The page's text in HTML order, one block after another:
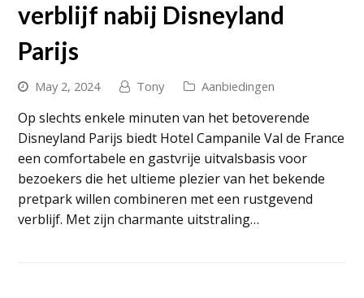
verblijf nabij Disneyland
Parijs
May 2, 2024 Tony Aanbiedingen
Op slechts enkele minuten van het betoverende
Disneyland Parijs biedt Hotel Campanile Val de France
een comfortabele en gastvrije uitvalsbasis voor
bezoekers die het ultieme plezier van het bekende
pretpark willen combineren met een rustgevend
verblijf. Met zijn charmante uitstraling…